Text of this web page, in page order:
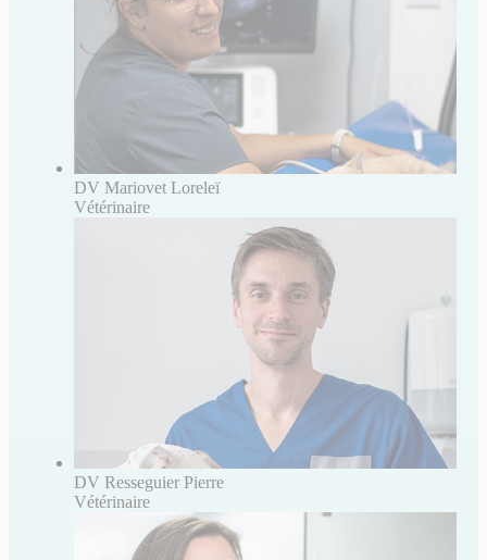
DV Mariovet Loreleï
Vétérinaire
DV Resseguier Pierre
Vétérinaire